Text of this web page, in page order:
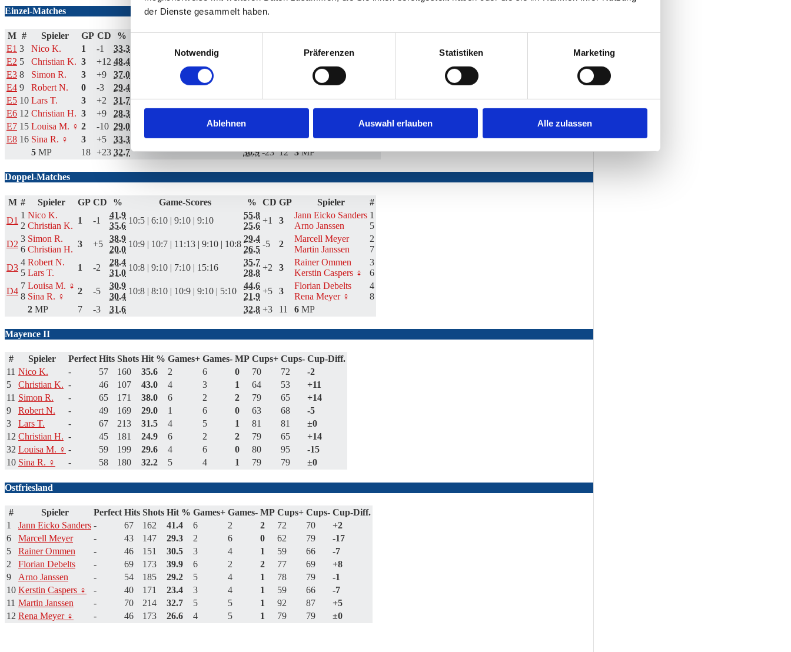
der Dienste gesammelt haben.
Notwendig
Präferenzen Statistiken Marketing
Ablehnen Auswahl erlauben Alle zulassen
Einzel-Matches
M # Spieler GP CD % Game-Scores % CD GP Spieler
#
E1 3 Nico K. 1 -1 33.3 10:7 | 13:16 | 8:10 | 8:10 Jann Eicko Sanders
E2 5 Christian K. 3 +12 48.4
E3 8 Simon R. 3 +9 37.0 10:6 | 10:6 | 10:9 Rainer Ommen
E4 9 Robert N. 0 -3 29.4 11:13 | 12:13 | 7:10 Florian Debelts
E5 10 Lars T. 3 +2 31.7 9:10 | 6:10 | 10:8 | 10:9 | 10:6 30.3 -2 2 Arno Janssen
8
E6 12 Christian H. 3 +9 28.3 10:7 | 10:8 | 10:6 Kerstin Caspers ♀
E7 15 Louisa M. ♀ 2 -10 29.0 10:9 | 6:10 | 10:9 | 4:10 | 8:10 36.6
13
E8 16 Sina R. ♀ 3 +5 33.3 10:7 | 7:10 | 10:7 | 10:8 29.4 -5 1 Rena Meyer ♀
15
5 MP 18 +23 32.7 30.9 -23 12 3MP
Doppel-Matches
M # Spieler GP CD % Game-Scores % CD GP Spieler
#
D1
1
2
Nico K.
Christian K.
1 -1
41.9
35.6
10:5 | 6:10 | 9:10 | 9:10
55.8
25.6
+1 3
Jann Eicko Sanders
Arno Janssen
1
5
D2
3
6
Simon R.
Christian H.
3 +5
38.9
20.0
10:9 | 10:7 | 11:13 | 9:10 | 10:8
29.4
26.5
-5 2
Marcell Meyer
Martin Janssen
2
7
D3
4
5
Robert N.
Lars T.
1 -2
28.4
31.0
10:8 | 9:10 | 7:10 | 15:16
35.7
28.8
+2 3
Rainer Ommen
Kerstin Caspers ♀
3
6
D4
7
8
Louisa M. ♀
Sina R. ♀
2 -5
30.9
30.4
10:8 | 8:10 | 10:9 | 9:10 | 5:10
44.6
21.9
+5 3
Florian Debelts
Rena Meyer ♀
4
8
2 MP 7 -3 31.6 32.8 +3 11 6 MP
Mayence II
# Spieler Perfect Hits Shots Hit % Games+ Games- MP Cups+ Cups- Cup-Diff.
11 Nico K. - 57 160 35.6 2 6 0 70 72
-2
5
Christian K. - 46 107 43.0 4 3 1 64 53
+11
11 Simon R. - 65 171 38.0 6 2 2 79 65
+14
9
Robert N. - 49 169 29.0 1 6 0 63 68
-5
3
Lars T. - 67 213 31.5 4 5 1 81 81
±0
12 Christian H. - 45 181 24.9 6 2 2 79 65
+14
32 Louisa M. ♀ - 59 199 29.6 4 6 0 80 95
-15
10 Sina R. ♀ - 58 180 32.2 5 4 1 79 79 ±0
Ostfriesland
# Spieler Perfect Hits Shots Hit % Games+ Games- MP Cups+ Cups- Cup-Diff.
1
Jann Eicko Sanders - 67 162 41.4 6 2 2 72 70
+2
6
Marcell Meyer - 43 147 29.3 2 6 0 62 79
-17
5
Rainer Ommen - 46 151 30.5 3 4 1 59 66
-7
2
Florian Debelts - 69 173 39.9 6 2 2 77 69
+8
9
Arno Janssen - 54 185 29.2 5 4 1 78 79
-1
10 Kerstin Caspers ♀ - 40 171 23.4 3 4 1 59 66
-7
11 Martin Janssen - 70 214 32.7 5 5 1 92 87
+5
12 Rena Meyer ♀ - 46 173 26.6 4 5 1 79 79 ±0